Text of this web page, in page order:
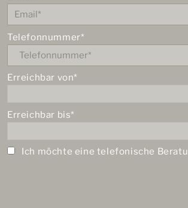
Telefonnummer*
Erreichbar von*
Erreichbar bis*
Ich möchte eine telefonische